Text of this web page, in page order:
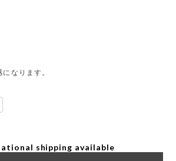
なります。
shipping available